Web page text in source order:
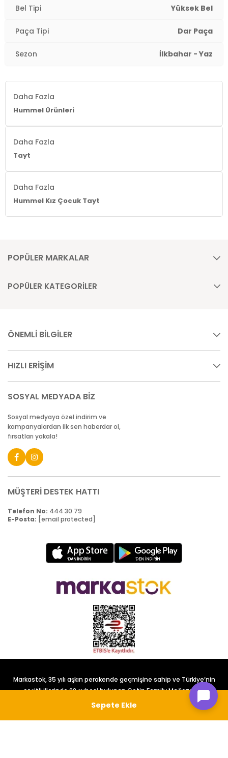
Bel Tipi Yüksek Bel
Paça Tipi Dar Paça
Sezon İlkbahar - Yaz
Daha Fazla
Hummel Ürünleri
Daha Fazla
Tayt
Daha Fazla
Hummel Kız Çocuk Tayt
POPÜLER MARKALAR
POPÜLER KATEGORİLER
ÖNEMLİ BİLGİLER
HIZLI ERİŞİM
SOSYAL MEDYADA BİZ
Sosyal medyaya özel indirim ve
kampanyalardan ilk sen haberdar ol,
fırsatları yakala!
MÜŞTERİ DESTEK HATTI
Telefon No: 444 30 79
E-Posta: [email protected]
Markastok, 35 yılı aşkın perakende geçmişine sahip ve Türkiye’nin
çeşitli illerinde 22 şubesi bulunan Çetin Family Mağazacılık
tarafından kurulmuştur.